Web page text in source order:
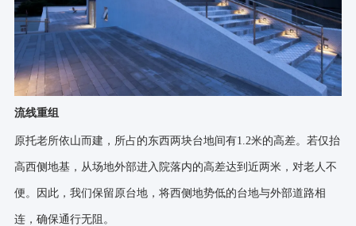
流线重组
原托老所依山而建，所占的东西两块台地间有1.2米的高差。若仅抬
高西侧地基，从场地外部进入院落内的高差达到近两米，对老人不
便。因此，我们保留原台地，将西侧地势低的台地与外部道路相
连，确保通行无阻。